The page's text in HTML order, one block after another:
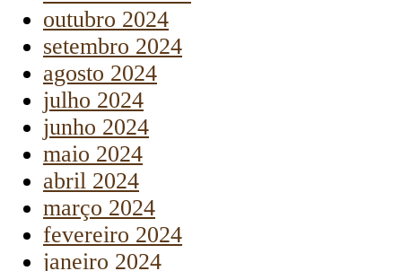
outubro 2024
setembro 2024
agosto 2024
julho 2024
junho 2024
maio 2024
abril 2024
março 2024
fevereiro 2024
janeiro 2024